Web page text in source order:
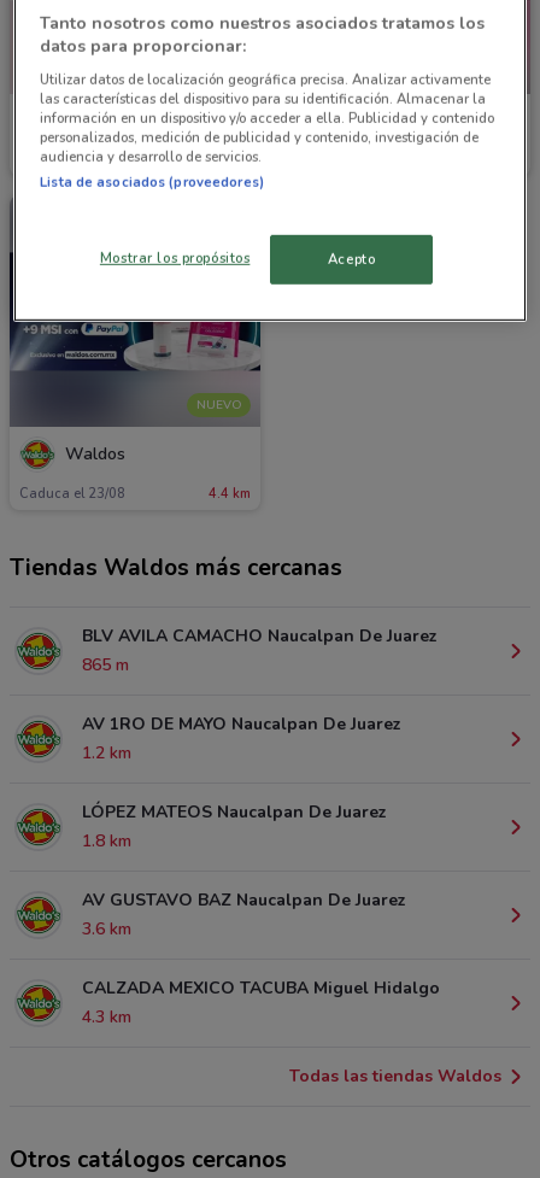
Waldos
Caduca el 31/08 865 m
NUEVO
Waldos
NUEVO
Waldos
Caduca el 23/08 4.4 km
Tiendas Waldos más cercanas
BLV AVILA CAMACHO Naucalpan De Juarez
865 m
AV 1RO DE MAYO Naucalpan De Juarez
1.2 km
LÓPEZ MATEOS Naucalpan De Juarez
1.8 km
AV GUSTAVO BAZ Naucalpan De Juarez
3.6 km
CALZADA MEXICO TACUBA Miguel Hidalgo
4.3 km
Todas las tiendas Waldos
Otros catálogos cercanos
Tanto nosotros como nuestros asociados tratamos los
datos para proporcionar:
Utilizar datos de localización geográfica precisa. Analizar activamente
las características del dispositivo para su identificación. Almacenar la
información en un dispositivo y/o acceder a ella. Publicidad y contenido
personalizados, medición de publicidad y contenido, investigación de
audiencia y desarrollo de servicios.
Lista de asociados (proveedores)
Mostrar los propósitos Acepto